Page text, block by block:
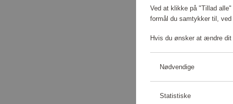
Ved at klikke på "Tillad
formål du samtykker til,
Hvis du ønsker at ændre
Nødvendige
Statistiske